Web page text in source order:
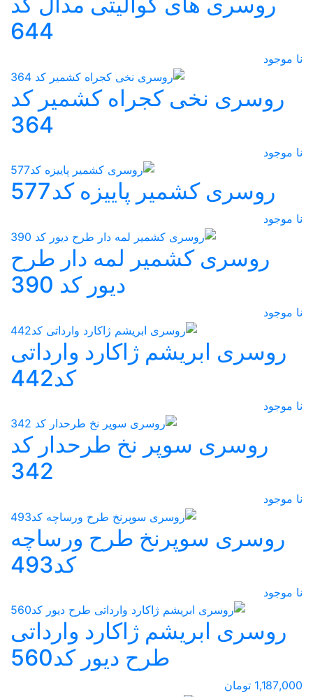
644
نا موجود
روسری نخی کجراه کشمیر کد
364
نا موجود
روسری کشمیر پاییزه کد577
نا موجود
روسری کشمیر لمه دار طرح
دیور کد 390
نا موجود
روسری ابریشم ژاکارد وارداتی
کد442
نا موجود
روسری سوپر نخ طرحدار کد
342
نا موجود
روسری سوپرنخ طرح ورساچه
کد493
نا موجود
روسری ابریشم ژاکارد وارداتی
طرح دیور کد560
1,187,000 تومان